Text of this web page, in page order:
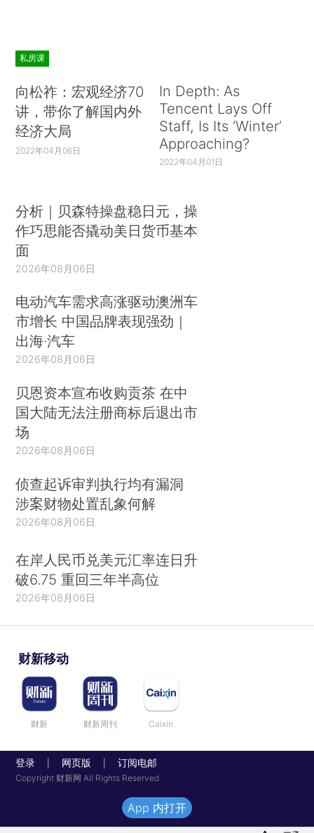
私房课
向松祚：宏观经济70
讲，带你了解国内外
经济大局
2022年04月06日
In Depth: As
Tencent Lays Off
Staff, Is Its ‘Winter’
Approaching?
2022年04月01日
分析｜贝森特操盘稳日元，操
作巧思能否撬动美日货币基本
面
2026年08月06日
电动汽车需求高涨驱动澳洲车
市增长 中国品牌表现强劲｜
出海·汽车
2026年08月06日
贝恩资本宣布收购贡茶 在中
国大陆无法注册商标后退出市
场
2026年08月06日
侦查起诉审判执行均有漏洞
涉案财物处置乱象何解
2026年08月06日
在岸人民币兑美元汇率连日升
破6.75 重回三年半高位
2026年08月06日
财新移动
财新 财新周刊 Caixin
登录 网页版 订阅电邮
Copyright 财新网 All Rights Reserved
App 内打开